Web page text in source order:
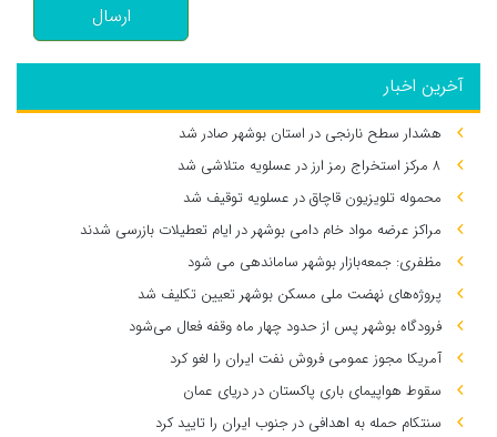
ارسال
آخرین اخبار
هشدار سطح نارنجی در استان بوشهر صادر شد
۸ مرکز استخراج رمز ارز در عسلویه متلاشی شد
محموله تلویزیون قاچاق در عسلویه توقیف شد
مراکز عرضه مواد خام دامی بوشهر در ایام تعطیلات بازرسی شدند
مظفری: جمعه‌بازار بوشهر ساماندهی می‌ شود
پروژه‌های نهضت ملی مسکن بوشهر تعیین تکلیف شد
فرودگاه بوشهر پس از حدود چهار ماه وقفه فعال می‌شود
آمریکا مجوز عمومی فروش نفت ایران را لغو کرد
سقوط هواپیمای باری پاکستان در دریای عمان
سنتکام حمله به اهدافی در جنوب ایران را تایید کرد